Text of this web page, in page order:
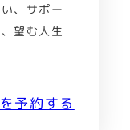
、サポー
望む人生
予約する